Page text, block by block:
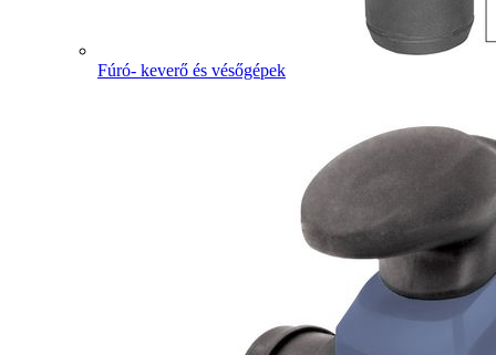
Fúró- keverő és vésőgépek